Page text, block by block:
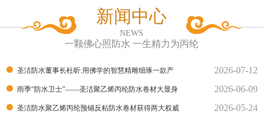
新闻中心
NEWS
一颗佛心照防水 一生精力为丙纶
圣洁防水董事长杜昕:用佛学的智慧精雕细琢一款产
品！
2026-07-12
雨季“防水卫士”——圣洁聚乙烯丙纶防水卷材大显身
手！
2026-06-09
圣洁防水聚乙烯丙纶预铺反粘防水卷材获得两大权威 2026-05-24